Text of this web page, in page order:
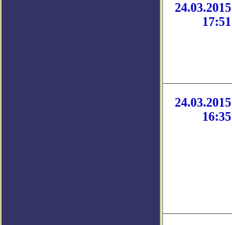
24.03.2015
17:51
24.03.2015
16:35